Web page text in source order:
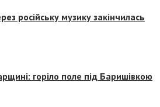
російську музику закінчилась
горіло поле під Баришівкою